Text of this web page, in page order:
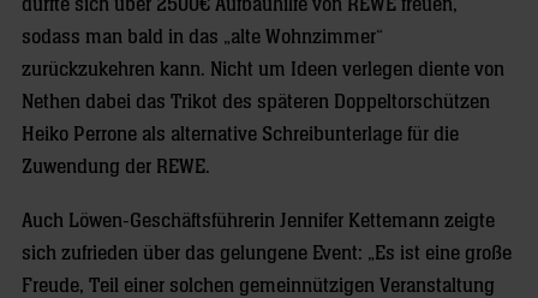
durfte sich über 2500€ Aufbauhilfe von REWE freuen,
sodass man bald in das „alte Wohnzimmer“
zurückzukehren kann. Nicht um Ideen verlegen diente von
Nethen dabei das Trikot des späteren Doppeltorschützen
Heiko Perrone als alternative Schreibunterlage für die
Zuwendung der REWE.
Auch Löwen-Geschäftsführerin Jennifer Kettemann zeigte
sich zufrieden über das gelungene Event: „Es ist eine große
Freude, Teil einer solchen gemeinnützigen Veranstaltung